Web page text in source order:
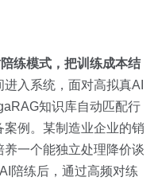
练模式，把训练成本结
入系统，面对高拟真AI
知识库自动匹配行
例。某制造业企业的销
一个能独立处理降价谈
陪练后，通过高频对练